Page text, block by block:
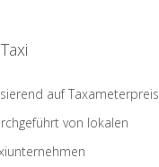
auf Taxameterpreis
von lokalen